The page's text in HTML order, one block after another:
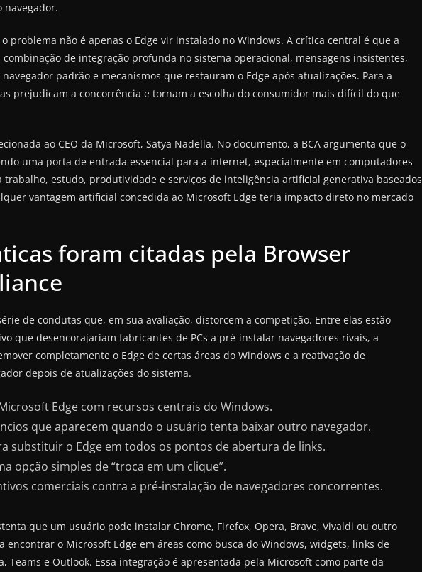
navegador.
o problema não é apenas o Edge vir instalado no Windows. A crítica central é que a
de integração profunda no sistema operacional, mensagens insistentes,
padrão e mecanismos que restauram o Edge após atualizações. Para a
prejudicam a concorrência e tornam a escolha do consumidor mais difícil do que
ao CEO da Microsoft, Satya Nadella. No documento, a BCA argumenta que o
uma porta de entrada essencial para a internet, especialmente em computadores
trabalho, estudo, produtividade e serviços de inteligência artificial generativa baseados
vantagem artificial concedida ao Microsoft Edge teria impacto direto no mercado
foram citadas pela Browser
de condutas que, em sua avaliação, distorcem a competição. Entre elas estão
que desencorajariam fabricantes de PCs a pré-instalar navegadores rivais, a
completamente o Edge de certas áreas do Windows e a reativação de
depois de atualizações do sistema.
Edge com recursos centrais do Windows.
que aparecem quando o usuário tenta baixar outro navegador.
substituir o Edge em todos os pontos de abertura de links.
opção simples de “troca em um clique”.
comerciais contra a pré-instalação de navegadores concorrentes.
que um usuário pode instalar Chrome, Firefox, Opera, Brave, Vivaldi ou outro
encontrar o Microsoft Edge em áreas como busca do Windows, widgets, links de
Teams e Outlook. Essa integração é apresentada pela Microsoft como parte da